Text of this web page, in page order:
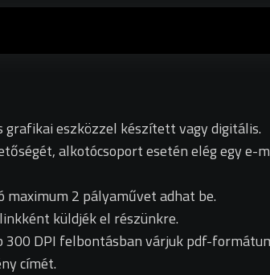
eszközzel készített vagy digitális.
alkotócsoport esetén elég egy e-
2 pályaművet adhat be.
küldjék el részünkre.
DPI felbontásban várjuk pdf-
címét.